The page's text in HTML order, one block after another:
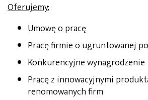
Oferujemy:
Umowę o pracę
Pracę firmie o ugruntowanej
Konkurencyjne wynagrodzenie
Pracę z innowacyjnymi
renomowanych firm